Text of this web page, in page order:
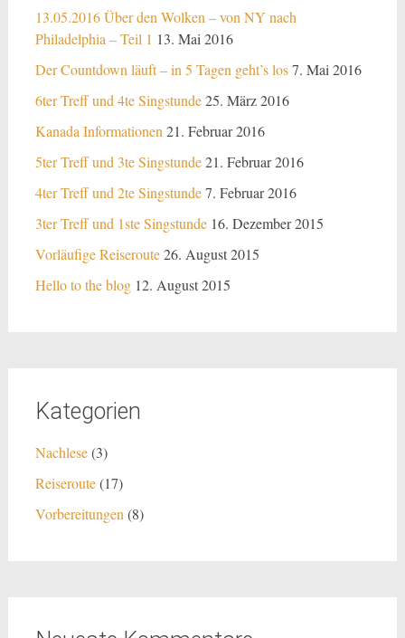
13.05.2016 Über den Wolken – von NY nach
Philadelphia – Teil 1 13. Mai 2016
Der Countdown läuft – in 5 Tagen geht’s los7. Mai 2016
6ter Treff und 4te Singstunde25. März 2016
Kanada Informationen 21. Februar 2016
5ter Treff und 3te Singstunde21. Februar 2016
4ter Treff und 2te Singstunde7. Februar 2016
3ter Treff und 1ste Singstunde 16. Dezember 2015
Vorläufige Reiseroute26. August 2015
Hello to the blog 12. August 2015
Kategorien
Nachlese(3)
Reiseroute(17)
Vorbereitungen (8)